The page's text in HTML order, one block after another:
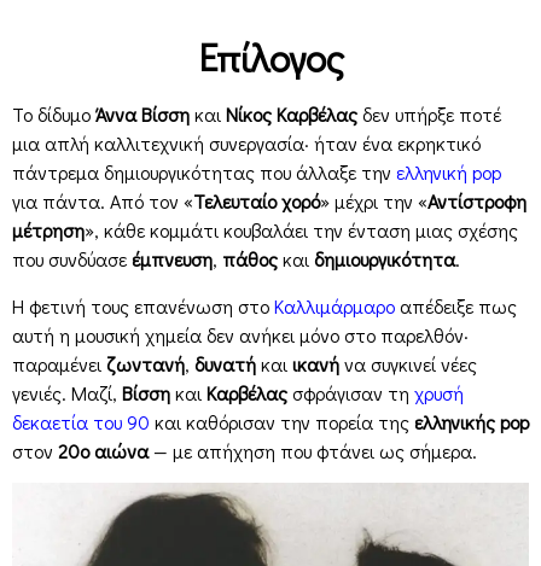
Επίλογος
Το δίδυμοΆννα Βίσσηκαι Νίκος Καρβέλαςδεν υπήρξε ποτέ
μια απλή καλλιτεχνική συνεργασία· ήταν ένα εκρηκτικό
πάντρεμα δημιουργικότητας που άλλαξε την ελληνική pop
για πάντα. Από τον «Τελευταίο χορό» μέχρι την «Αντίστροφη
μέτρηση», κάθε κομμάτι κουβαλάει την ένταση μιας σχέσης
που συνδύασε έμπνευση, πάθοςκαι δημιουργικότητα.
Η φετινή τους επανένωση στοΚαλλιμάρμαροαπέδειξε πως
αυτή η μουσική χημεία δεν ανήκει μόνο στο παρελθόν·
παραμένει ζωντανή, δυνατήκαι ικανήνα συγκινεί νέες
γενιές. Μαζί, Βίσσηκαι Καρβέλαςσφράγισαν τη χρυσή
δεκαετία του 90 και καθόρισαν την πορεία της ελληνικής pop
στον 20ο αιώνα— με απήχηση που φτάνει ως σήμερα.